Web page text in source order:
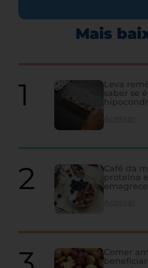
Mais
Leva
saber se
Café da
proteína
Comer